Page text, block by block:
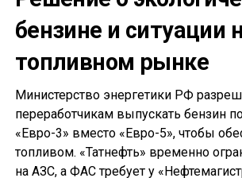
бензине и ситуации
топливном рынке
Министерство энергетики РФ
переработчикам выпускать бензин
«Евро-3» вместо «Евро-5», чтобы
топливом. «Татнефть» временно
на АЗС, а ФАС требует у